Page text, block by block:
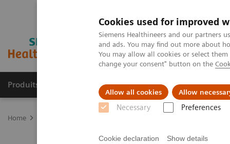
Cookies used for improved
Siemens Healthineers and our partners
and ads. You may find out more about
You may allow all cookies or select
change your consent" button on the
Allow all cookies Allow
Necessary Preferences
Cookie declaration Show details
Produits & services Domaines cliniques
Home